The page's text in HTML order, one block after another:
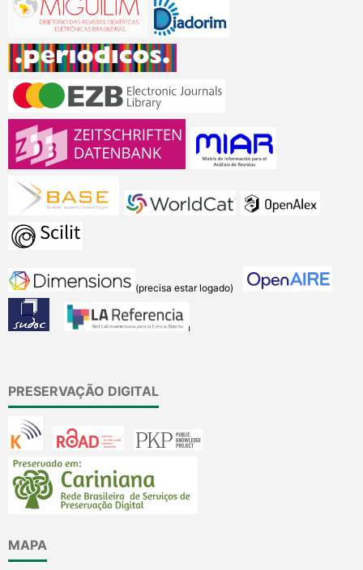
(precisa estar logado)
PRESERVAÇÃO DIGITAL
MAPA